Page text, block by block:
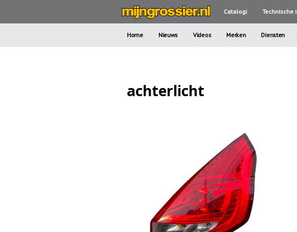
Catalogi Technische
Home Nieuws Videos Merken Diensten
achterlicht